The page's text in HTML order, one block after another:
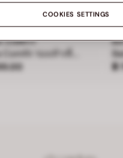
COMFIT
฿ 899.00 ร
฿
COOKIES SETTINGS